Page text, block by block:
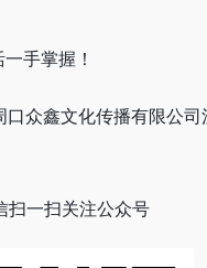
手掌握！
众鑫文化传播有限公
扫一扫关注公众号